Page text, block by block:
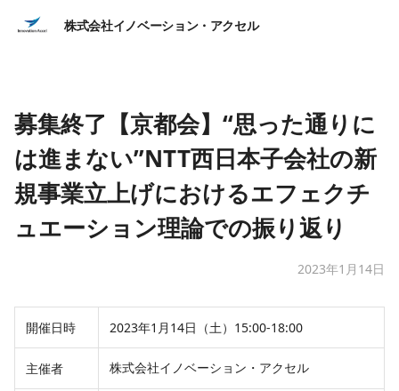
株式会社イノベーション・アクセル
募集終了【京都会】“思った通りに
は進まない”NTT西日本子会社の新
規事業立上げにおけるエフェクチ
ュエーション理論での振り返り
2023年1月14日
開催日時 2023年1月14日（土）15:00-18:00
主催者 株式会社イノベーション・アクセル